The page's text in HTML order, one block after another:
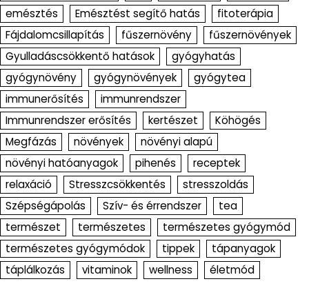
emésztés
Emésztést segítő hatás
fitoterápia
Fájdalomcsillapítás
fűszernövény
fűszernövények
Gyulladáscsökkentő hatások
gyógyhatás
gyógynövény
gyógynövények
gyógytea
immunerősítés
immunrendszer
Immunrendszer erősítés
kertészet
Köhögés
Megfázás
növények
növényi alapú
növényi hatóanyagok
pihenés
receptek
relaxáció
Stresszcsökkentés
stresszoldás
Szépségápolás
Szív- és érrendszer
tea
természet
természetes
természetes gyógymód
természetes gyógymódok
tippek
tápanyagok
táplálkozás
vitaminok wellness életmód